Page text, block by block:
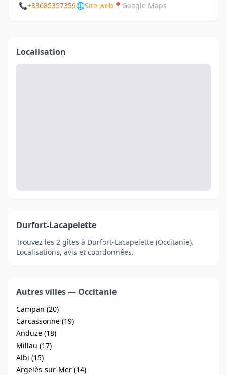
📞+33685357359🌐Site web 📍 Google Maps
Localisation
Durfort-Lacapelette
Trouvez les 2 gîtes à Durfort-Lacapelette (Occitanie).
Localisations, avis et coordonnées.
Autres villes — Occitanie
Campan (20)
Carcassonne (19)
Anduze (18)
Millau (17)
Albi (15)
Argelès-sur-Mer (14)